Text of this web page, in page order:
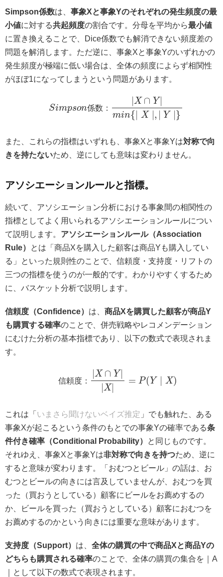
Simpson係数は、 事象Xと事象Yのそれぞれの発生頻度の最
小値に対する共起頻度の割合です。分母を平均から最小値
に置き換えることで、Dice係数でも解消できない頻度差の
問題を解消します。ただ逆に、事象Xと事象Yのいずれかの
発生頻度が極端に低い場合は、全体の頻度によらず相関性
がほぼ1になってしまうという問題があります。
Simpson係数 ：
∣X ∩ Y∣
min{∣ X ∣, ∣ Y ∣}
また、これらの指標はいずれも、事象Xと事象Yは対称で向
きを持たないため、逆にしても意味は変わりません。
アソシエーションルールと指標。
続いて、アソシエーション分析における事象間の相関性の
指標としてよく用いられるアソシエーションルールについ
て説明します。 アソシエーションルール（Association
Rule）
とは「商品Xを購入した顧客は商品Yも購入してい
る」といった規則性のことで、信頼度・支持度・リフトの
三つの指標を使うのが一般的です。わかりやすくするため
に、バスケット分析で説明します。
信頼度（Confidence） は、 商品Xを購買した顧客が商品Y
も購買する確率のことで、併売戦略やレコメンデーション
にむけた分析の基本指標であり、以下の数式で表現されま
す。
信頼度 ：
∣X ∩ Y∣
∣X∣
= P(Y ∣ X)
これは「 いまさら聞けないベイズ推定 」でも触れた、ある
事象Xが起こるという条件のもとでの事象Yの確率である条
件付き確率（Conditional Probability）
と同じものです。
それゆえ、事象Xと事象Yは非対称で向きを持つため、逆に
すると意味が変わります。「おむつとビール」の話は、お
むつとビールの向きには言及していませんが、おむつを買
った（買おうとしている）顧客にビールをお薦めするの
か、ビールを買った（買おうとしている）顧客におむつを
お薦めするのかという向きには重要な意味があります。
支持度（Support） は、 全体の購買の中で商品Xと商品Yの
どちらも購買される確率のことで、全体の購買の集合を｜A
｜として以下の数式で表現されます。